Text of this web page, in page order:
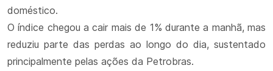
doméstico.
O índice chegou a cair mais de 1% durante a manhã, mas
reduziu parte das perdas ao longo do dia, sustentado
principalmente pelas ações da Petrobras.